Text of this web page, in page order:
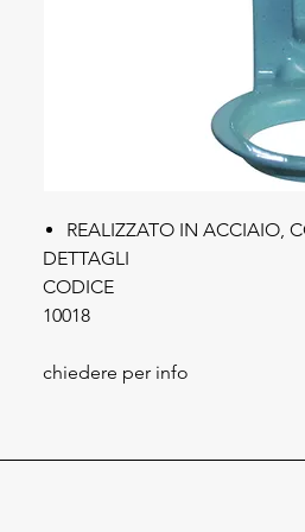
REALIZZATO IN ACCIAIO,
DETTAGLI
CODICE
10018
chiedere per info